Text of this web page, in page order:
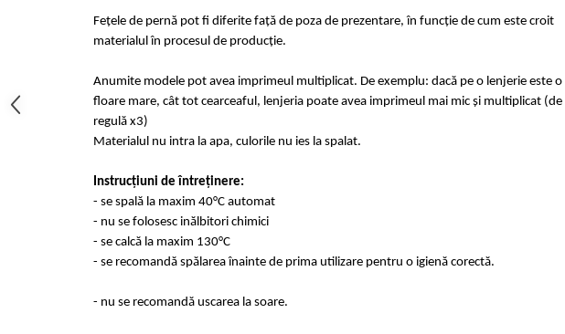
Lenjerii Satin Premium
Lenjerii Jacquard
Lenjerii Matase
Lenjerii Creponate
Lenjerii pentru PASTE
Fețele de pernă pot fi diferite față de poza de prezentare, în funcție de cum este croit
materialul în procesul de producție.
Anumite modele pot avea imprimeul multiplicat. De exemplu: dacă pe o lenjerie este o
floare mare, cât tot cearceaful, lenjeria poate avea imprimeul mai mic și multiplicat (de
regulă x3)
Materialul nu intra la apa, culorile nu ies la spalat.
Instrucțiuni de întreținere:
- se spală la maxim 40°C automat
- nu se folosesc inălbitori chimici
- se calcă la maxim 130°C
- se recomandă spălarea înainte de prima utilizare pentru o igienă corectă.
- nu se recomandă uscarea la soare.